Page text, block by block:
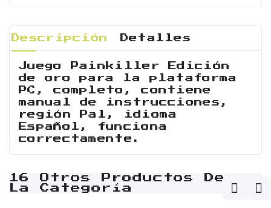
Descripción Detalles
Juego Painkiller Edición
de oro para la plataforma
PC, completo, contiene
manual de instrucciones,
región Pal, idioma
Español, funciona
correctamente.
16 Otros Productos De
La Categoría